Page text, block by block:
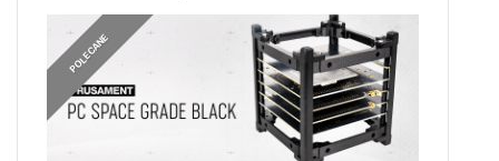
OGŁOSZENIA
POLECANE